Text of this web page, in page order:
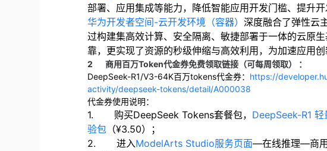
部署、应用集成等能力，降低智能应用开发门槛、提升开
华为开发者空间-云开发环境（容器）深度融合了弹性云
过构建集高效计算、安全隔离、敏捷部署于一体的云原
靠，更实现了资源的秒级伸缩与高效利用，为加速应用创
2 商用百万Token代金券免费领取链接（可每周领取）
：
DeepSeek-R1/V3-64K百万tokens代金券： https://
activity/deepseek-tokens/detail/A000038
代金券使用说明：
1. 购买DeepSeek Tokens套餐包， DeepSeek-R1 轻
验包 （¥3.50）；
2.
进入ModelArts Studio服务页面—在线推理—商